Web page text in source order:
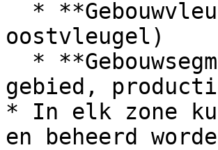
oostvleugel)
gebied,
* In elk zone
en beheerd